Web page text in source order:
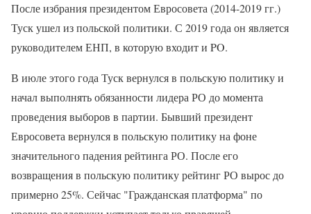
После избрания президентом Евросовета (2014-2019 гг.)
Туск ушел из польской политики. С 2019 года он является
руководителем ЕНП, в которую входит и PO.
В июле этого года Туск вернулся в польскую политику и
начал выполнять обязанности лидера РО до момента
проведения выборов в партии. Бывший президент
Евросовета вернулся в польскую политику на фоне
значительного падения рейтинга РО. После его
возвращения в польскую политику рейтинг РО вырос до
примерно 25%. Сейчас "Гражданская платформа" по